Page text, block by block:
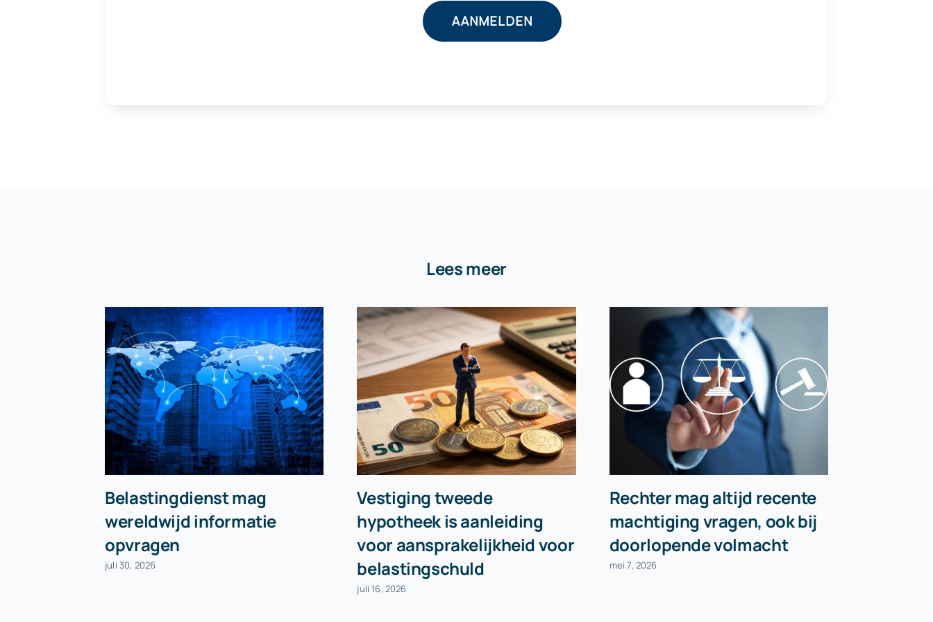
Lees meer
Belastingdienst mag
wereldwijd informatie
opvragen
juli 30, 2026
Vestiging tweede
hypotheek is aanleiding
voor aansprakelijkheid voor
belastingschuld
juli 16, 2026
Rechter mag altijd recente
machtiging vragen, ook bij
doorlopende volmacht
mei 7, 2026